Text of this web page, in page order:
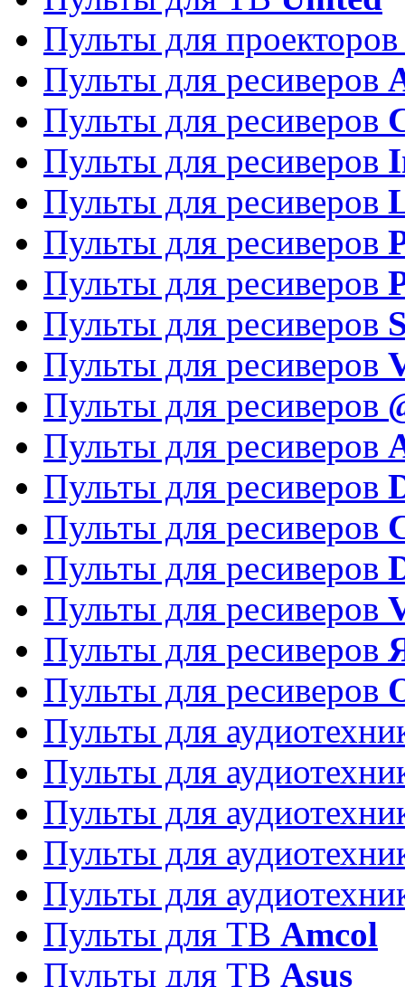
Пульты для
Пульты для ресиверов
Пульты для ресиверов
Пульты для ресиверов
Пульты для ресиверов
Пульты для ресиверов
Пульты для ресиверов
Пульты для ресиверов
Пульты для ресиверов
Пульты для ресиверов
Пульты для ресиверов
Пульты для ресиверов
Пульты для ресиверов
Пульты для ресиверов
Пульты для ресиверов
Пульты для ресиверов
Пульты для ресиверов
Пульты для
Пульты для
Пульты для
Пульты для
Пульты для
Пульты для ТВ Amcol
Пульты для ТВ Asus